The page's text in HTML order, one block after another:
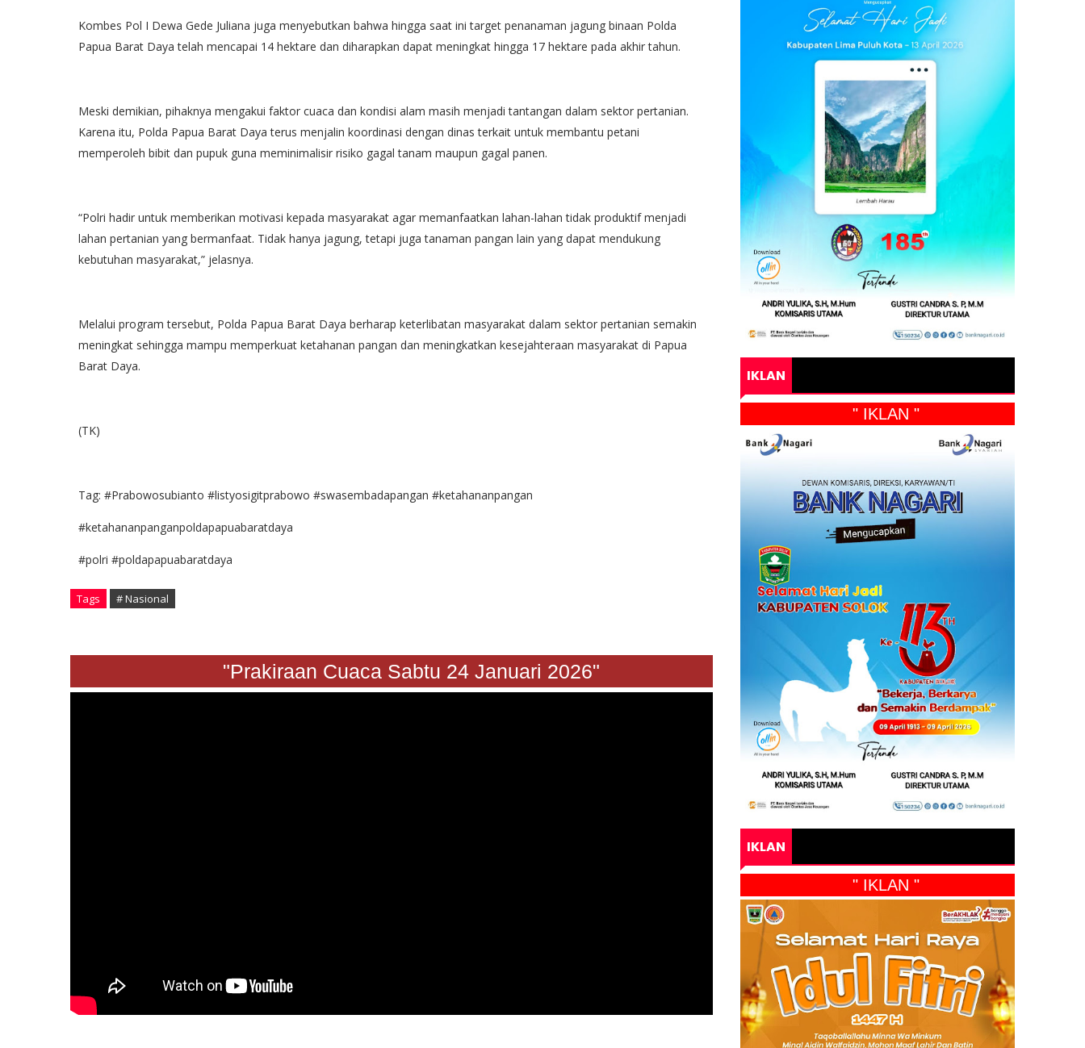
Kombes Pol I Dewa Gede Juliana juga menyebutkan bahwa hingga saat ini target penanaman jagung binaan Polda
Papua Barat Daya telah mencapai 14 hektare dan diharapkan dapat meningkat hingga 17 hektare pada akhir tahun.
Meski demikian, pihaknya mengakui faktor cuaca dan kondisi alam masih menjadi tantangan dalam sektor pertanian.
Karena itu, Polda Papua Barat Daya terus menjalin koordinasi dengan dinas terkait untuk membantu petani
memperoleh bibit dan pupuk guna meminimalisir risiko gagal tanam maupun gagal panen.
“Polri hadir untuk memberikan motivasi kepada masyarakat agar memanfaatkan lahan-lahan tidak produktif menjadi
lahan pertanian yang bermanfaat. Tidak hanya jagung, tetapi juga tanaman pangan lain yang dapat mendukung
kebutuhan masyarakat,” jelasnya.
Melalui program tersebut, Polda Papua Barat Daya berharap keterlibatan masyarakat dalam sektor pertanian semakin
meningkat sehingga mampu memperkuat ketahanan pangan dan meningkatkan kesejahteraan masyarakat di Papua
Barat Daya.
(TK)
Tag: #Prabowosubianto #listyosigitprabowo #swasembadapangan #ketahananpangan
#ketahananpanganpoldapapuabaratdaya
#polri #poldapapuabaratdaya
Tags # Nasional
"Prakiraan Cuaca Sabtu 24 Januari 2026"
IKLAN
" IKLAN "
IKLAN
" IKLAN "